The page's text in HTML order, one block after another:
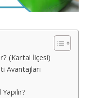
(Kartal İlçesi)
Avantajları